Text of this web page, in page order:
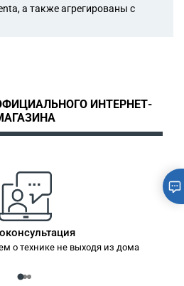
а также агрегированы с
ИНТЕРНЕТ-
о технике не выходя из дома